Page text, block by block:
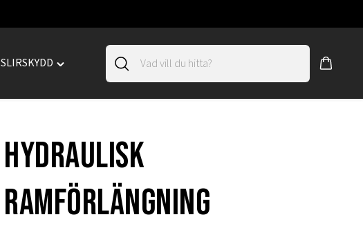
SLIRSKYDD
Toggle
Hydraulisk
ramförlängning